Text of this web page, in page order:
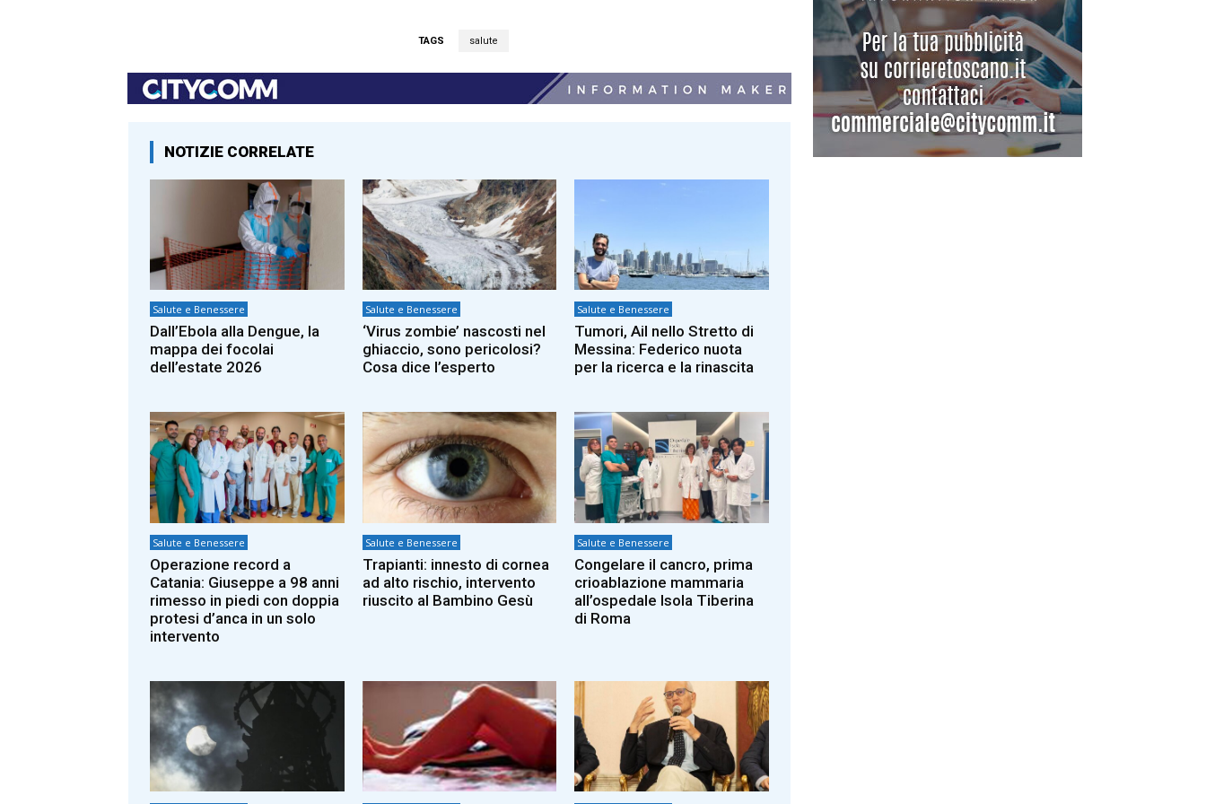
TAGS salute
NOTIZIE CORRELATE
Salute e Benessere
Dall’Ebola alla Dengue, la
mappa dei focolai
dell’estate 2026
Salute e Benessere
‘Virus zombie’ nascosti nel
ghiaccio, sono pericolosi?
Cosa dice l’esperto
Salute e Benessere
Tumori, Ail nello Stretto di
Messina: Federico nuota
per la ricerca e la rinascita
Salute e Benessere
Operazione record a
Catania: Giuseppe a 98 anni
rimesso in piedi con doppia
protesi d’anca in un solo
intervento
Salute e Benessere
Trapianti: innesto di cornea
ad alto rischio, intervento
riuscito al Bambino Gesù
Salute e Benessere
Congelare il cancro, prima
crioablazione mammaria
all’ospedale Isola Tiberina
di Roma